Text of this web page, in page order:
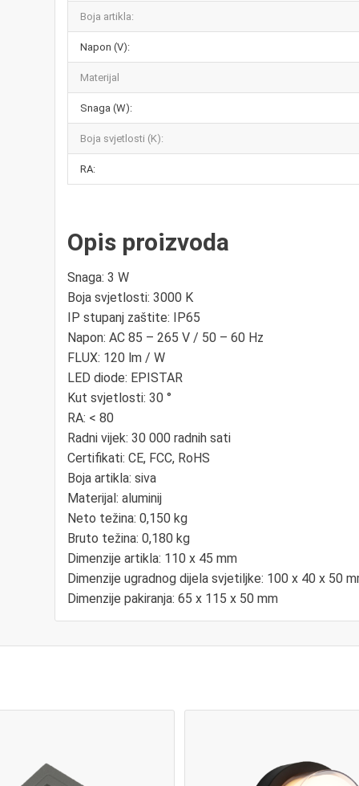
Boja artikla:
Napon (V):
Materijal
Snaga (W):
Boja svjetlosti (K):
RA:
Opis proizvoda
Snaga: 3 W
Boja svjetlosti: 3000 K
IP stupanj zaštite: IP65
Napon: AC 85 – 265 V / 50 – 60 Hz
FLUX: 120 lm / W
LED diode: EPISTAR
Kut svjetlosti: 30 °
RA: < 80
Radni vijek: 30 000 radnih sati
Certifikati: CE, FCC, RoHS
Boja artikla: siva
Materijal: aluminij
Neto težina: 0,150 kg
Bruto težina: 0,180 kg
Dimenzije artikla: 110 x 45 mm
Dimenzije ugradnog dijela svjetiljke: 100 x 40 x 50
Dimenzije pakiranja: 65 x 115 x 50 mm